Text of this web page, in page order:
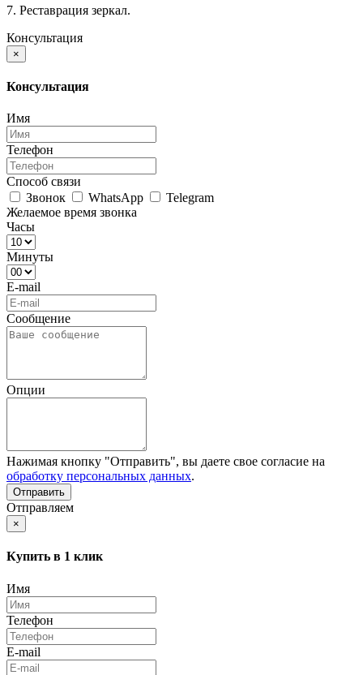
7. Реставрация зеркал.
Консультация
×
Консультация
Имя
Телефон
Способ связи
Звонок
WhatsApp
Telegram
Желаемое время звонка
Часы
Минуты
E-mail
Сообщение
Опции
Нажимая кнопку "Отправить", вы даете свое согласие на
обработку персональных данных.
Отправляем
×
Купить в 1 клик
Имя
Телефон
E-mail